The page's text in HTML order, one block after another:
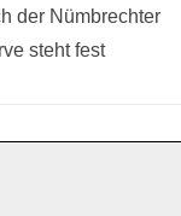
der Nümbrechter
steht fest